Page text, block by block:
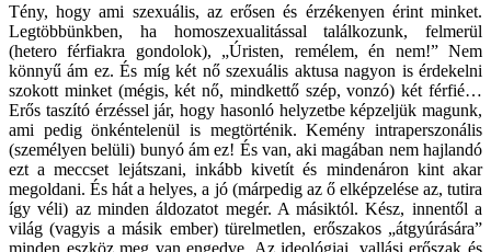
Tény, hogy ami szexuális, az erősen és érzékenyen érint minket.
Legtöbbünkben, ha homoszexualitással találkozunk, felmerül
(hetero férfiakra gondolok), „Úristen, remélem, én nem!” Nem
könnyű ám ez. És míg két nő szexuális aktusa nagyon is érdekelni
szokott minket (mégis, két nő, mindkettő szép, vonzó) két férfié…
Erős taszító érzéssel jár, hogy hasonló helyzetbe képzeljük magunk,
ami pedig önkéntelenül is megtörténik. Kemény intraperszonális
(személyen belüli) bunyó ám ez! És van, aki magában nem hajlandó
ezt a meccset lejátszani, inkább kivetít és mindenáron kint akar
megoldani. És hát a helyes, a jó (márpedig az ő elképzelése az, tutira
így véli) az minden áldozatot megér. A másiktól. Kész, innentől a
világ (vagyis a másik ember) türelmetlen, erőszakos „átgyúrására”
minden eszköz meg van engedve. Az ideológiai, vallási erőszak és